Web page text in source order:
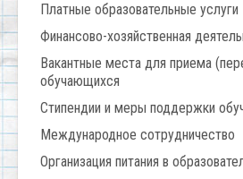
Платные образовательные услуги
Финансово-хозяйственная
Вакантные места для приема
обучающихся
Стипендии и меры поддержки
Международное сотрудничество
Организация питания в